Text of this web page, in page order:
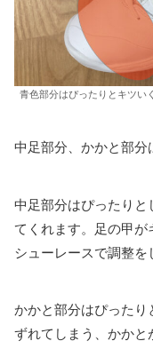
青色部分はぴったりとキツい
中足部分、かかと部分
中足部分はぴったりと
てくれます。足の甲が
シューレースで調整を
かかと部分はぴった
ずれてしまう、かかと